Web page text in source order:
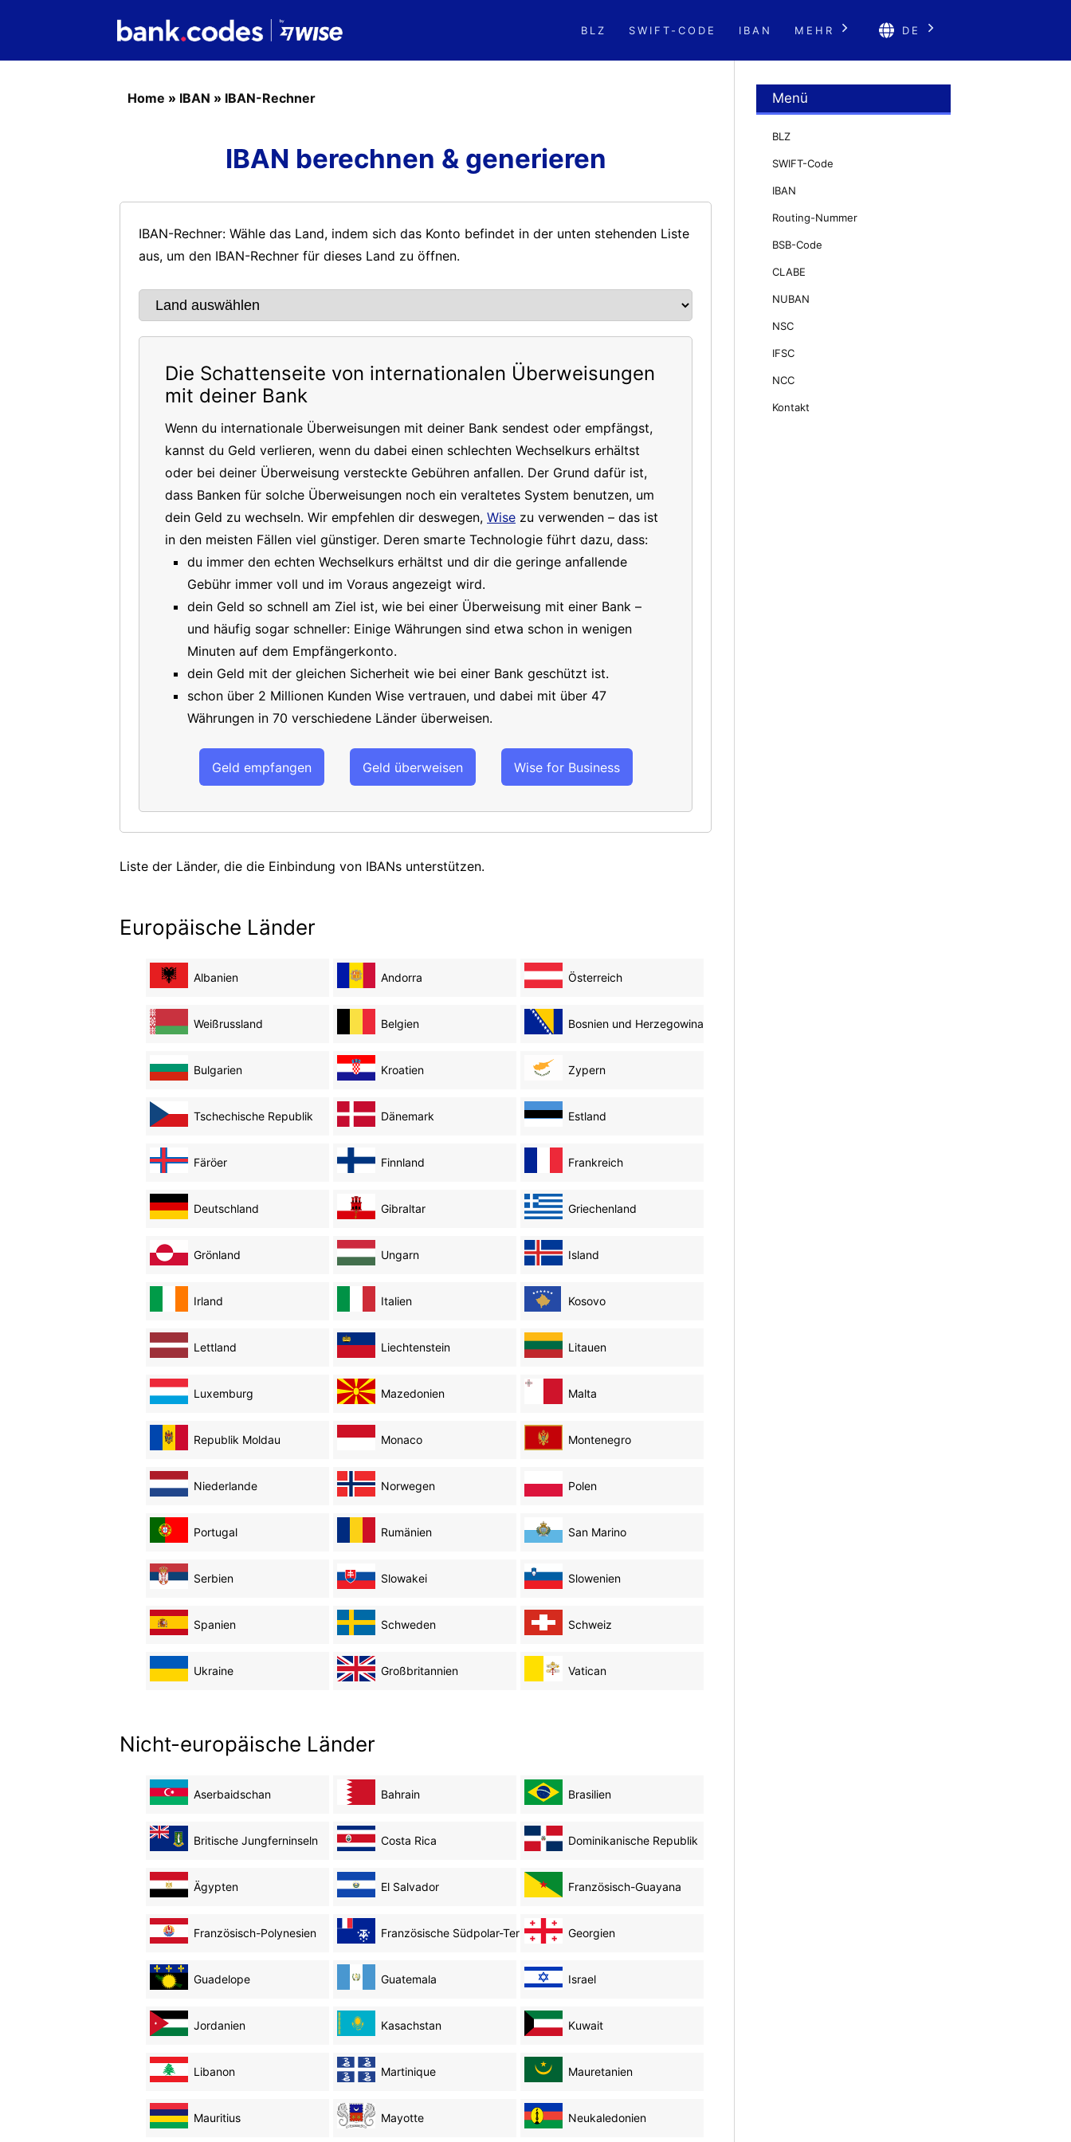
BLZ SWIFT-CODE IBAN MEHR DE
Home » IBAN » IBAN-Rechner
IBAN berechnen & generieren
IBAN-Rechner: Wähle das Land, indem sich das Konto befindet in der unten stehenden Liste
aus, um den IBAN-Rechner für dieses Land zu öffnen.
Die Schattenseite von internationalen Überweisungen
mit deiner Bank
Wenn du internationale Überweisungen mit deiner Bank sendest oder empfängst,
kannst du Geld verlieren, wenn du dabei einen schlechten Wechselkurs erhältst
oder bei deiner Überweisung versteckte Gebühren anfallen. Der Grund dafür ist,
dass Banken für solche Überweisungen noch ein veraltetes System benutzen, um
dein Geld zu wechseln. Wir empfehlen dir deswegen, Wise zu verwenden – das ist
in den meisten Fällen viel günstiger. Deren smarte Technologie führt dazu, dass:
du immer den echten Wechselkurs erhältst und dir die geringe anfallende
Gebühr immer voll und im Voraus angezeigt wird.
dein Geld so schnell am Ziel ist, wie bei einer Überweisung mit einer Bank –
und häufig sogar schneller: Einige Währungen sind etwa schon in wenigen
Minuten auf dem Empfängerkonto.
dein Geld mit der gleichen Sicherheit wie bei einer Bank geschützt ist.
schon über 2 Millionen Kunden Wise vertrauen, und dabei mit über 47
Währungen in 70 verschiedene Länder überweisen.
Geld empfangen Geld überweisen Wise for Business
Liste der Länder, die die Einbindung von IBANs unterstützen.
Europäische Länder
Albanien Andorra Österreich
Weißrussland Belgien Bosnien und Herzegowina
Bulgarien Kroatien Zypern
Tschechische Republik Dänemark Estland
Färöer Finnland Frankreich
Deutschland Gibraltar Griechenland
Grönland Ungarn Island
Irland Italien Kosovo
Lettland Liechtenstein Litauen
Luxemburg Mazedonien Malta
Republik Moldau Monaco Montenegro
Niederlande Norwegen Polen
Portugal Rumänien San Marino
Serbien Slowakei Slowenien
Spanien Schweden Schweiz
Ukraine Großbritannien Vatican
Nicht-europäische Länder
Aserbaidschan Bahrain Brasilien
Britische Jungferninseln Costa Rica Dominikanische Republik
Ägypten El Salvador Französisch-Guayana
Französisch-Polynesien Französische Südpolar-Territorien Georgien
Guadelope Guatemala Israel
Jordanien Kasachstan Kuwait
Libanon Martinique Mauretanien
Mauritius Mayotte Neukaledonien
Menü
BLZ
SWIFT-Code
IBAN
Routing-Nummer
BSB-Code
CLABE
NUBAN
NSC
IFSC
NCC
Kontakt